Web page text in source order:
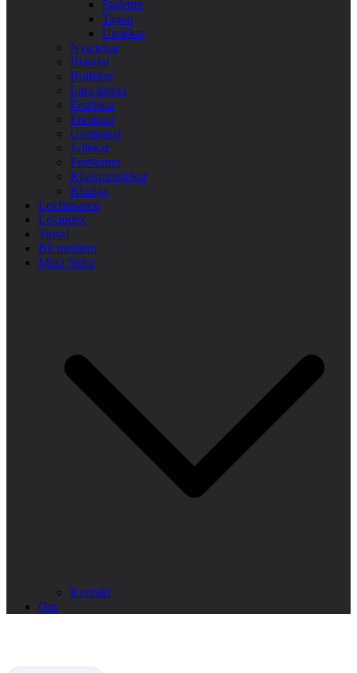
Stafetter
Tagen
Utelekar
Nya lekar
Blandat
Bollekar
Lära känna
Festlekar
Förskola
Gympasal
Jullekar
Femkamp
Klassrumslekar
Kluriga
Lekfinnaren
Lekindex
Tipsa!
Bli medlem
Mina Sidor
Kontakt
Om